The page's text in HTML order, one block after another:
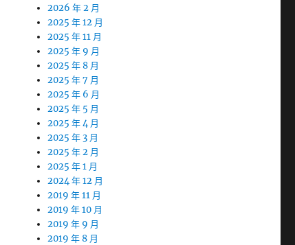
2026 年 2 月
2025 年 12 月
2025 年 11 月
2025 年 9 月
2025 年 8 月
2025 年 7 月
2025 年 6 月
2025 年 5 月
2025 年 4 月
2025 年 3 月
2025 年 2 月
2025 年 1 月
2024 年 12 月
2019 年 11 月
2019 年 10 月
2019 年 9 月
2019 年 8 月